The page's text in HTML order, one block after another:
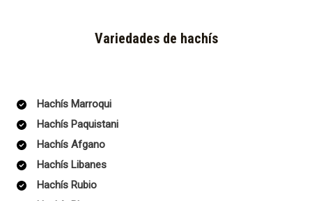
Variedades de hachís
Hachís Marroqui
Hachís Paquistani
Hachís Afgano
Hachís Libanes
Hachís Rubio